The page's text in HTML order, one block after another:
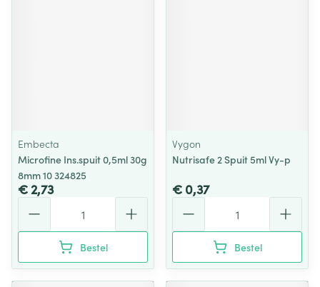
Embecta
Microfine Ins.spuit 0,5ml 30g
8mm 10 324825
€ 2,73
Bestel
Vygon
Nutrisafe 2 Spuit 5ml Vy-p
€ 0,37
Bestel